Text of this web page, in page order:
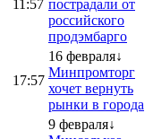
11:57 пострадали от
российского
продэмбарго
17:57
16 февраля↓
Минпромторг
хочет вернуть
рынки в города
9 февраля↓